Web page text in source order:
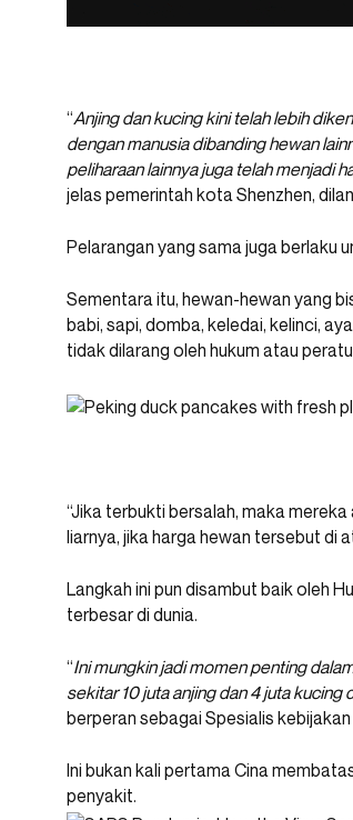
“Anjing dan kucing kini telah lebih
dengan manusia dibanding hewan
peliharaan lainnya juga telah menjadi
jelas pemerintah kota Shenzhen,
Pelarangan yang sama juga berlaku
Sementara itu, hewan-hewan yang
babi, sapi, domba, keledai, kelinci,
tidak dilarang oleh hukum atau
“Jika terbukti bersalah, maka
liarnya, jika harga hewan tersebut di
Langkah ini pun disambut baik oleh
terbesar di dunia.
“Ini mungkin jadi momen penting
sekitar 10 juta anjing dan 4 juta
berperan sebagai Spesialis kebijakan
Ini bukan kali pertama Cina
penyakit.